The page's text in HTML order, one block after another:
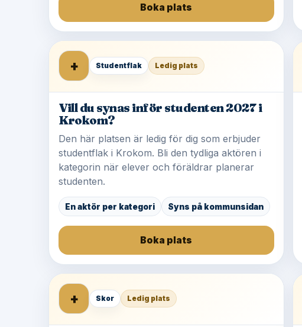
Boka plats
+ Studentflak Ledig plats
Vill du synas inför studenten 2027 i
Krokom?
Den här platsen är ledig för dig som erbjuder
studentflak i Krokom. Bli den tydliga aktören i
kategorin när elever och föräldrar planerar
studenten.
En aktör per kategori Syns på kommunsidan
Boka plats
+ Skor Ledig plats